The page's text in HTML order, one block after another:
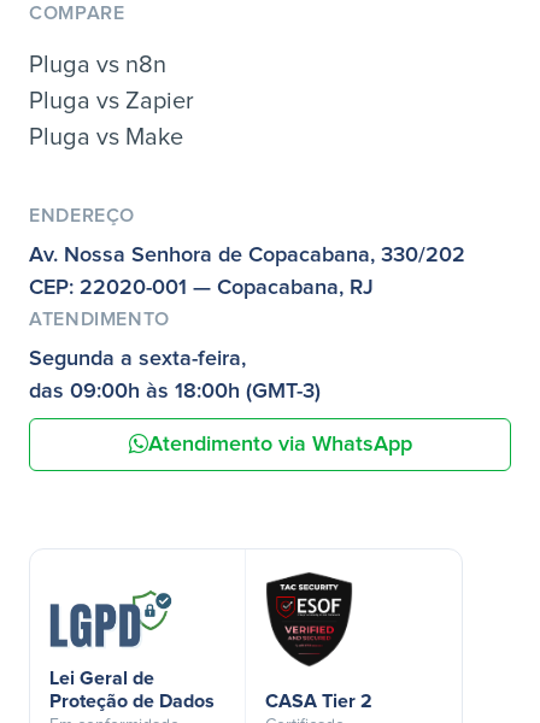
COMPARE
Pluga vs n8n
Pluga vs Zapier
Pluga vs Make
ENDEREÇO
Av. Nossa Senhora de Copacabana, 330/202
CEP: 22020-001 — Copacabana, RJ
ATENDIMENTO
Segunda a sexta-feira,
das 09:00h às 18:00h (GMT-3)
Atendimento via WhatsApp
Lei Geral de
Proteção de Dados
CASA Tier 2